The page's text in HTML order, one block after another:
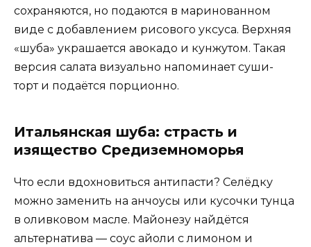
сохраняются, но подаются в маринованном
виде с добавлением рисового уксуса. Верхняя
«шуба» украшается авокадо и кунжутом. Такая
версия салата визуально напоминает суши-
торт и подаётся порционно.
Итальянская шуба: страсть и
изящество Средиземноморья
Что если вдохновиться антипасти? Селёдку
можно заменить на анчоусы или кусочки тунца
в оливковом масле. Майонезу найдётся
альтернатива — соус айоли с лимоном и